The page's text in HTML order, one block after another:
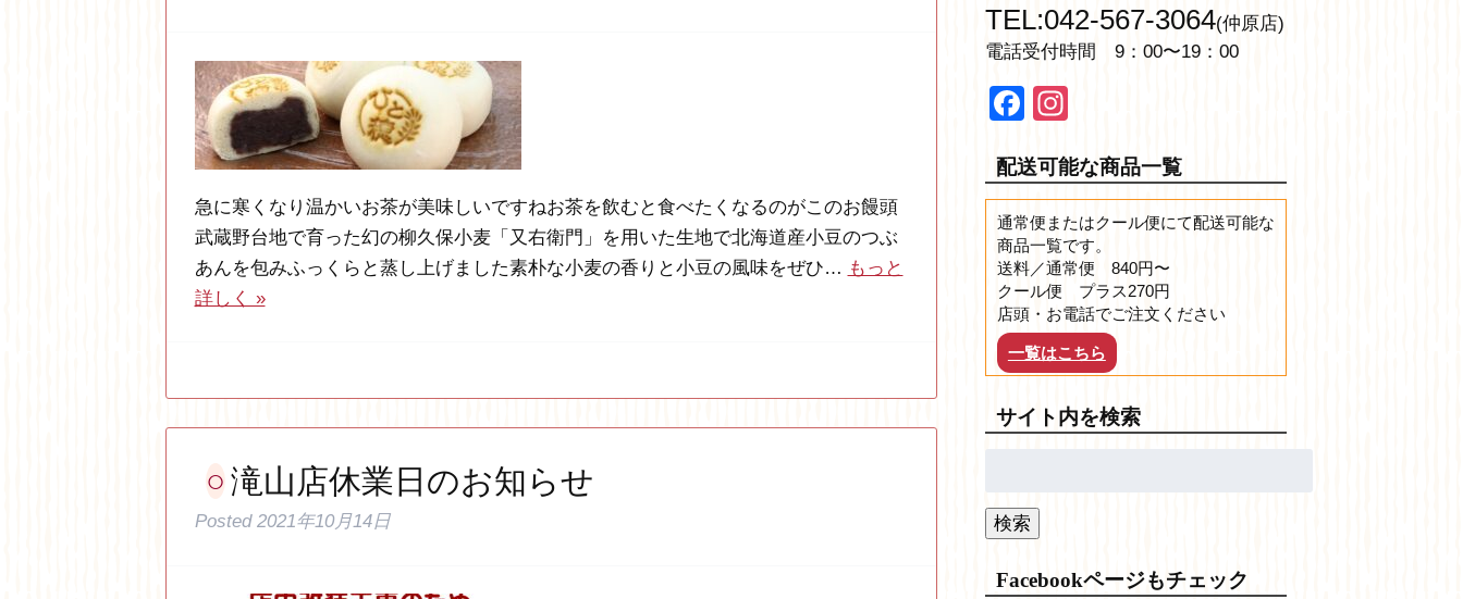
急に寒くなり温かいお茶が美味しいですねお茶を飲むと食べたくなるのがこのお饅頭
武蔵野台地で育った幻の柳久保小麦「又右衛門」を用いた生地で北海道産小豆のつぶ
あんを包みふっくらと蒸し上げました素朴な小麦の香りと小豆の風味をぜひ… もっと
詳しく »
滝山店休業日のお知らせ
Posted 2021年10月14日
TEL:042-567-3064(仲原店)
電話受付時間 9：00〜19：00
Facebook
配送可能な商品一覧
通常便またはクール便にて配送可能な
商品一覧です。
送料／通常便 840円〜
クール便 プラス270円
店頭・お電話でご注文ください
一覧はこちら
サイト内を検索
検索
Facebookページもチェック